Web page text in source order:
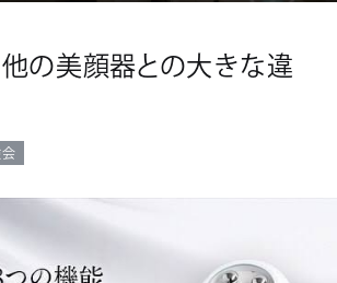
他の美顔器との大きな違